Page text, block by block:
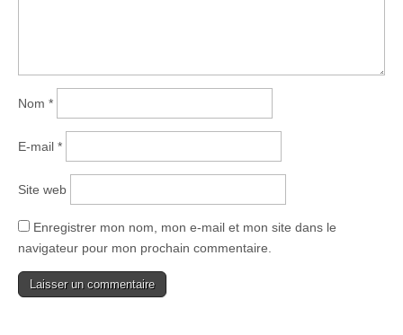
Nom *
E-mail *
Site web
Enregistrer mon nom, mon e-mail et mon site dans le
navigateur pour mon prochain commentaire.